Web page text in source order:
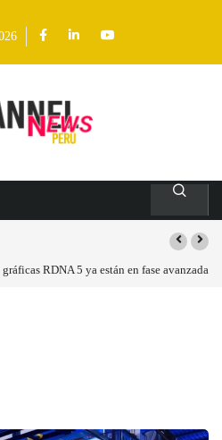
en fase avanzada de desarrollo